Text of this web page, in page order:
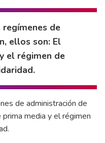
regímenes de
ellos son: El
el régimen de
de administración de
media y el régimen